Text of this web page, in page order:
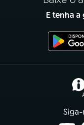
E tenha
Siga-